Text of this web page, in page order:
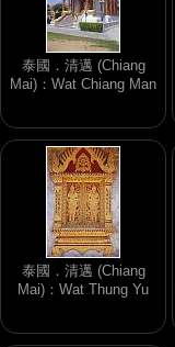
泰國．清邁 (Chiang
Mai)：Wat Chiang Man
泰國．清邁 (Chiang
Mai)：Wat Thung Yu